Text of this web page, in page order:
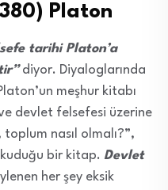
Platon
tarihi Platon’a
diyor. Diyaloglarında
meşhur kitabı
devlet felsefesi üzerine
nasıl olmalı?”,
bir kitap. Devlet
her şey eksik